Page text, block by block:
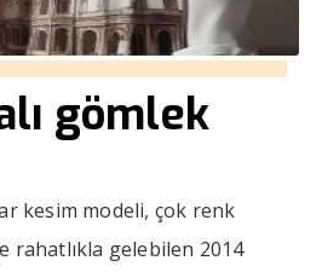
gömlek
kesim modeli, çok renk
rahatlıkla gelebilen 2014